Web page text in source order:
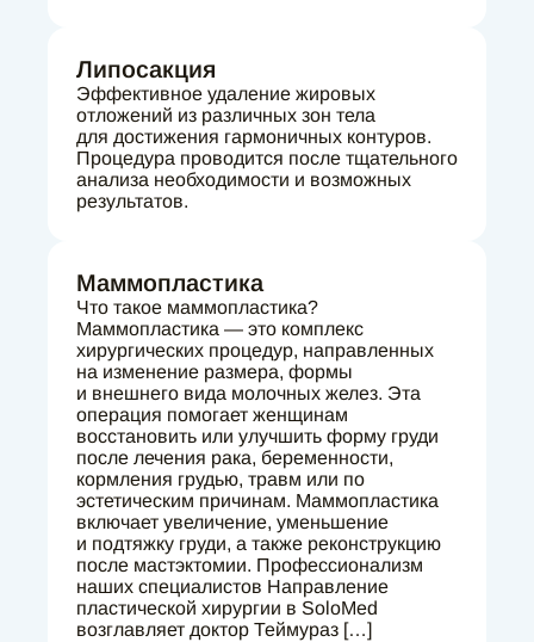
Липосакция
Эффективное удаление жировых
отложений из различных зон тела
для достижения гармоничных контуров.
Процедура проводится после тщательного
анализа необходимости и возможных
результатов.
Маммопластика
Что такое маммопластика?
Маммопластика — это комплекс
хирургических процедур, направленных
на изменение размера, формы
и внешнего вида молочных желез. Эта
операция помогает женщинам
восстановить или улучшить форму груди
после лечения рака, беременности,
кормления грудью, травм или по
эстетическим причинам. Маммопластика
включает увеличение, уменьшение
и подтяжку груди, а также реконструкцию
после мастэктомии. ‌Профессионализм
наших специалистов Направление
пластической хирургии в SoloMed
возглавляет доктор Теймураз […]